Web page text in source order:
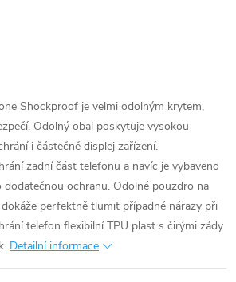
Shockproof je velmi odolným krytem,
Odolný obal poskytuje vysokou
i částečně displej zařízení.
zadní část telefonu a navíc je vybaveno
dodatečnou ochranu. Odolné pouzdro na
perfektně tlumit případné nárazy při
telefon flexibilní TPU plast s čirými zády
Detailní informace